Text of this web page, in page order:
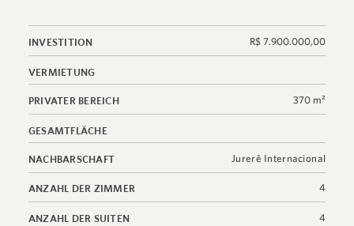
INVESTITION R$ 7.900.000,00
VERMIETUNG
PRIVATER BEREICH 370 m²
GESAMTFLÄCHE
NACHBARSCHAFT Jurerê Internacional
ANZAHL DER ZIMMER 4
ANZAHL DER SUITEN 4